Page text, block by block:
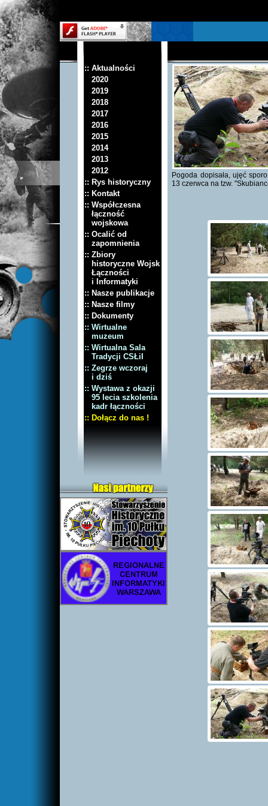
:: Aktualności
2020
2019
2018
2017
2016
2015
2014
2013
2012
:: Rys historyczny
:: Kontakt
:: Współczesna
łączność
wojskowa
:: Ocalić od
zapomnienia
:: Zbiory
historyczne Wojsk
Łączności
i Informatyki
:: Nasze publikacje
:: Nasze filmy
:: Dokumenty
:: Wirtualne
muzeum
:: Wirtualna Sala
Tradycji CSŁiI
:: Zegrze wczoraj
i dziś
:: Wystawa z okazji
95 lecia szkolenia
kadr łączności
:: Dołącz do nas !
Pogoda dopisała, ujęć
13 czerwca na tzw.